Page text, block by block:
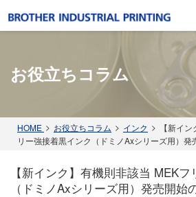
お役立ちコラム
HOME お役立ちコラム インク
【新イ
リー強接着黒インク（ドミノAxシリーズ用）発
【新インク】有機則非該当 MEK
（ドミノAxシリーズ用）発売開始